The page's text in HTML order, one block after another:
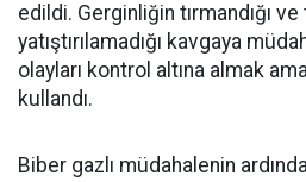
edildi. Gerginliğin tırmandığı ve
yatıştırılamadığı kavgaya
olayları kontrol altına almak
kullandı.
Biber gazlı müdahalenin